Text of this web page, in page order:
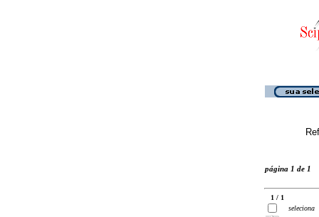
página 1 de 1
1 / 1
seleciona